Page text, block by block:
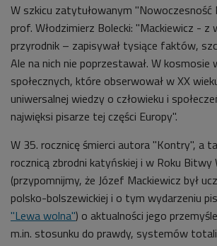
W szkicu zatytułowanym "Nowoczesność
prof. Włodzimierz Bolecki: "Mackiewicz - z
przyrodnik – zapisywał tysiące faktów,
Ale na nich nie poprzestawał. W kosmosie
społecznych, które obserwował w XX
uniwersalnej wiedzy o człowieku i
najwięksi pisarze tej części Europy".
W 35. rocznicę śmierci autora "Kontry", a
rocznicą zbrodni katyńskiej i w Roku Bitwy
(przypomnijmy, że Józef Mackiewicz był
polsko-bolszewickiej i o tym wydarzeniu
"Lewa wolna") o aktualności jego
m.in. stosunku do prawdy, systemów